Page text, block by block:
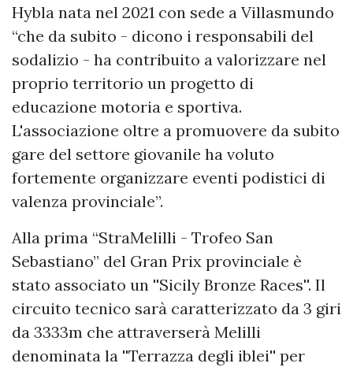
Hybla nata nel 2021 con sede a Villasmundo
“che da subito - dicono i responsabili del
sodalizio - ha contribuito a valorizzare nel
proprio territorio un progetto di
educazione motoria e sportiva.
L'associazione oltre a promuovere da subito
gare del settore giovanile ha voluto
fortemente organizzare eventi podistici di
valenza provinciale”.
Alla prima “StraMelilli - Trofeo San
Sebastiano” del Gran Prix provinciale è
stato associato un ''Sicily Bronze Races''. Il
circuito tecnico sarà caratterizzato da 3 giri
da 3333m che attraverserà Melilli
denominata la ''Terrazza degli iblei'' per